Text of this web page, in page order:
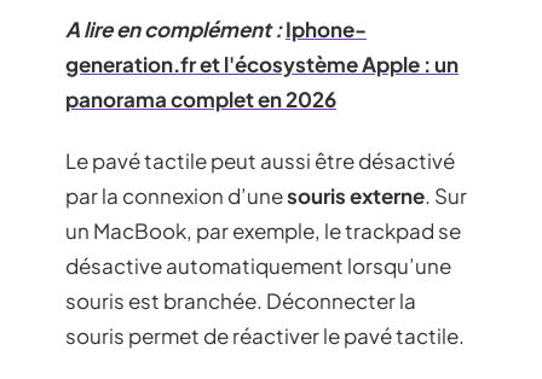
A lire en complément :Iphone-
generation.fr et l'écosystème Apple : un
panorama complet en 2026
Le pavé tactile peut aussi être désactivé
par la connexion d’unesouris externe. Sur
un MacBook, par exemple, le trackpad se
désactive automatiquement lorsqu’une
souris est branchée. Déconnecter la
souris permet de réactiver le pavé tactile.